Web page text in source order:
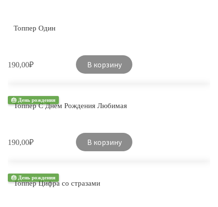
Топпер Один
190,00₽ В корзину
🎂 День рождения
Топпер С Днем ​​Рождения Любимая
190,00₽ В корзину
🎂 День рождения
Топпер Цифра со стразами